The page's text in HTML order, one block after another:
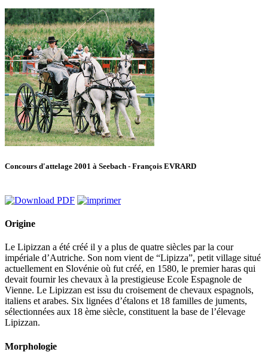
Concours d'attelage 2001 à Seebach - François EVRARD
Origine
Le Lipizzan a été créé il y a plus de quatre siècles par la cour
impériale d’Autriche. Son nom vient de “Lipizza”, petit village situé
actuellement en Slovénie où fut créé, en 1580, le premier haras qui
devait fournir les chevaux à la prestigieuse Ecole Espagnole de
Vienne. Le Lipizzan est issu du croisement de chevaux espagnols,
italiens et arabes. Six lignées d’étalons et 18 familles de juments,
sélectionnées aux 18 ème siècle, constituent la base de l’élevage
Lipizzan.
Morphologie